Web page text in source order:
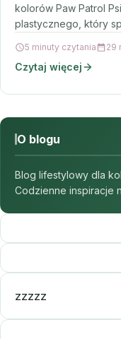
kolorów Paw Patrol
plastycznego, który
5 minuty czytania 29
Czytaj więcej
O blogu
Blog lifestylowy dla
Codzienne inspiracje
zzzzz